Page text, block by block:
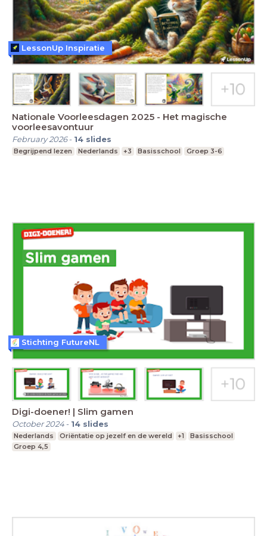
Nationale Voorleesdagen 2025 - Het magische
voorleesavontuur
February 2026- 14 slides
Begrijpend lezen Nederlands +3 Basisschool Groep 3-6
LessonUp Inspiratie
Digi-doener! | Slim gamen
October 2024- 14 slides
Nederlands Oriëntatie op jezelf en de wereld +1
Basisschool
Groep 4,5
Stichting FutureNL